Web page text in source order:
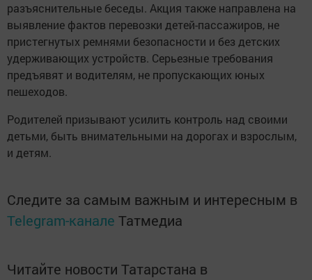
разъяснительные беседы. Акция также направлена на
выявление фактов перевозки детей-пассажиров, не
пристегнутых ремнями безопасности и без детских
удерживающих устройств. Серьезные требования
предъявят и водителям, не пропускающих юных
пешеходов.
Родителей призывают усилить контроль над своими
детьми, быть внимательными на дорогах и взрослым,
и детям.
Следите за самым важным и интересным в
Telegram-канале Татмедиа
Читайте новости Татарстана в